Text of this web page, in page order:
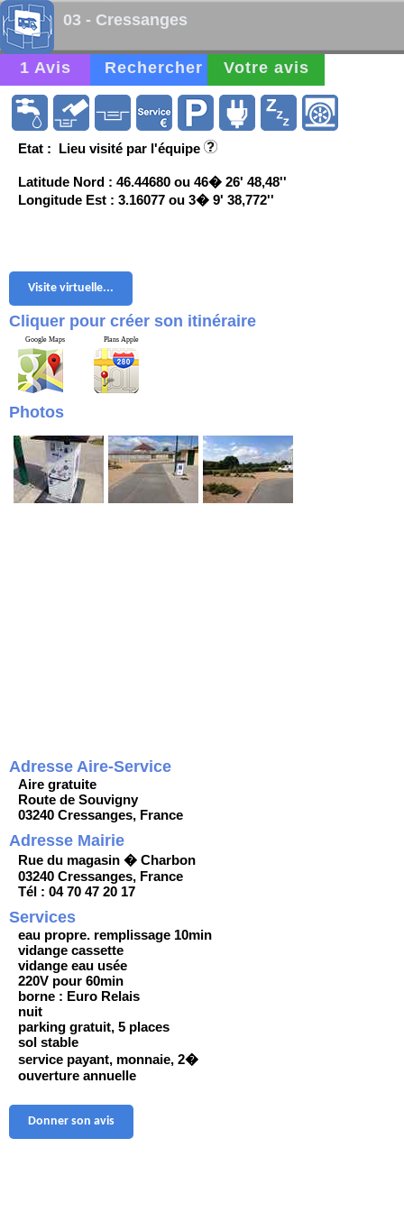
03 - Cressanges
1 Avis Rechercher Votre avis
Etat : Lieu visité par l'équipe
Latitude Nord : 46.44680 ou 46� 26' 48,48''
Longitude Est : 3.16077 ou 3� 9' 38,772''
Visite virtuelle...
Cliquer pour créer son itinéraire
Google Maps Plans Apple
Photos
Adresse Aire-Service
Aire gratuite
Route de Souvigny
03240 Cressanges, France
Adresse Mairie
Rue du magasin � Charbon
03240 Cressanges, France
Tél : 04 70 47 20 17
Services
eau propre. remplissage 10min
vidange cassette
vidange eau usée
220V pour 60min
borne : Euro Relais
nuit
parking gratuit, 5 places
sol stable
service payant, monnaie, 2�
ouverture annuelle
Donner son avis